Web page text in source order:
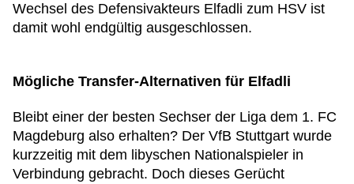
Wechsel des Defensivakteurs Elfadli zum HSV ist
damit wohl endgültig ausgeschlossen.
Mögliche Transfer-Alternativen für Elfadli
Bleibt einer der besten Sechser der Liga dem 1. FC
Magdeburg also erhalten? Der VfB Stuttgart wurde
kurzzeitig mit dem libyschen Nationalspieler in
Verbindung gebracht. Doch dieses Gerücht